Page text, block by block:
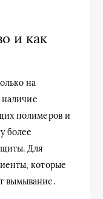
и как
на
наличие
полимеров и
более
Для
которые
вымывание.